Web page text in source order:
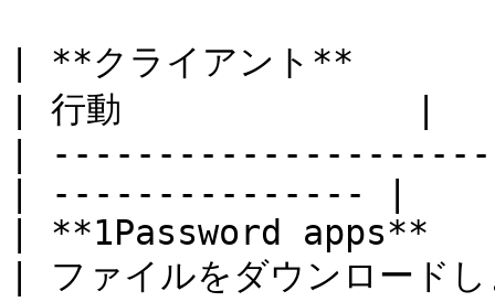
| **クライアント**
| 行動              |
|
| --------------- |
| **1Password apps**
| ファイルをダウンロード